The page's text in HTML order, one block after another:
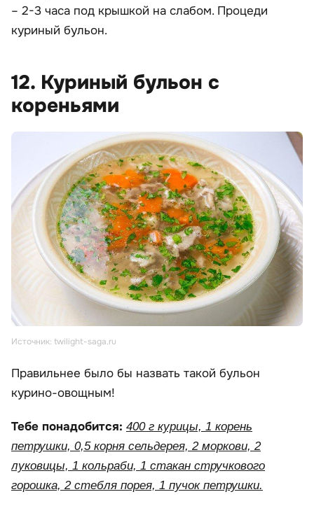
– 2-3 часа под крышкой на слабом. Процеди
куриный бульон.
12. Куриный бульон с
кореньями
Источник: twilight-saga.ru
Правильнее было бы назвать такой бульон
курино-овощным!
Тебе понадобится: 400 г курицы, 1 корень
петрушки, 0,5 корня сельдерея, 2 моркови, 2
луковицы, 1 кольраби, 1 стакан стручкового
горошка, 2 стебля порея, 1 пучок петрушки.